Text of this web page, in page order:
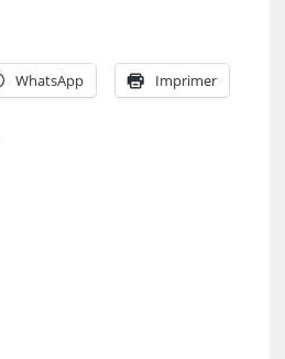
WhatsApp Imprimer